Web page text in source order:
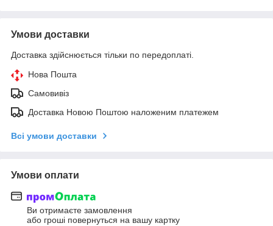
Умови доставки
Доставка здійснюється тільки по передоплаті.
Нова Пошта
Самовивіз
Доставка Новою Поштою наложеним платежем
Всі умови доставки
Умови оплати
Ви отримаєте замовлення
або гроші повернуться на вашу картку